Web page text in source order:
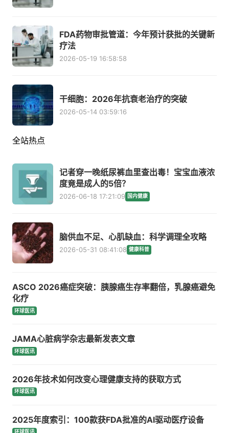
FDA药物审批管道：今年预计获批的关键新
疗法
2026-05-19 16:58:58
干细胞：2026年抗衰老治疗的突破
2026-05-14 03:59:16
全站热点
记者穿一晚纸尿裤血里查出毒！宝宝血液浓
度竟是成人的5倍？
2026-06-18 17:21:09 国内健康
脑供血不足、心肌缺血：科学调理全攻略
2026-05-31 08:41:08 健康科普
ASCO 2026癌症突破：胰腺癌生存率翻倍，乳腺癌避免
化疗
环球医讯
JAMA心脏病学杂志最新发表文章
环球医讯
2026年技术如何改变心理健康支持的获取方式
环球医讯
2025年度索引：100款获FDA批准的AI驱动医疗设备
环球医讯